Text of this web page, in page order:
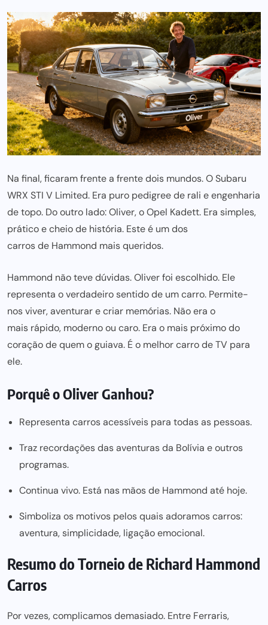
Na final, ficaram frente a frente dois mundos. O Subaru
WRX STI V Limited. Era puro pedigree de rali e engenharia
de topo. Do outro lado: Oliver, o Opel Kadett. Era simples,
prático e cheio de história. Este é um dos
carros de Hammond maisqueridos.
Hammond não teve dúvidas. Oliver foi escolhido. Ele
representa o verdadeiro sentido de um carro. Permite-
nos viver, aventurar e criar memórias. Não era o
mais rápido, moderno ou caro. Era o mais próximo do
coração de quem o guiava. É o melhor carro de TV para
ele.
Porquê o Oliver Ganhou?
Representa carros acessíveis para todas as pessoas.
Traz recordações das aventuras da Bolívia e outros
programas.
Continua vivo. Está nas mãos de Hammond até hoje.
Simboliza os motivos pelos quais adoramos carros:
aventura, simplicidade, ligação emocional.
Resumo do Torneio de Richard Hammond
Carros
Por vezes, complicamos demasiado. Entre Ferraris,